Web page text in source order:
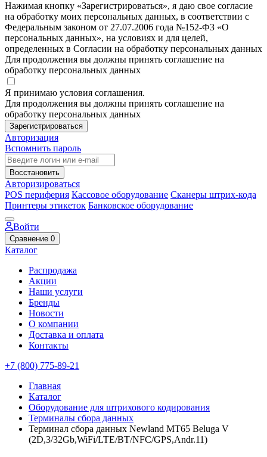
Нажимая кнопку «Зарегистрироваться», я даю свое согласие
на обработку моих персональных данных, в соответствии с
Федеральным законом от 27.07.2006 года №152-ФЗ «О
персональных данных», на условиях и для целей,
определенных в Согласии на обработку персональных данных
Для продолжения вы должны принять соглашение на
обработку персональных данных
Я принимаю условия соглашения.
Для продолжения вы должны принять соглашение на
обработку персональных данных
Зарегистрироваться
Авторизация
Вспомнить пароль
Восстановить
Авторизироваться
POS периферия Кассовое оборудование Сканеры штрих-кода
Принтеры этикеток Банковское оборудование
Войти
Сравнение 0
Каталог
Распродажа
Акции
Наши услуги
Бренды
Новости
О компании
Доставка и оплата
Контакты
+7 (800) 775-89-21
Главная
Каталог
Оборудование для штрихового кодирования
Терминалы сбора данных
Терминал сбора данных Newland MT65 Beluga V
(2D,3/32Gb,WiFi/LTE/BT/NFC/GPS,Andr.11)